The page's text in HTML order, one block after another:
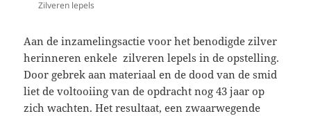
Zilveren lepels
Aan de inzamelingsactie voor het benodigde zilver
herinneren enkele zilveren lepels in de opstelling.
Door gebrek aan materiaal en de dood van de smid
liet de voltooiing van de opdracht nog 43 jaar op
zich wachten. Het resultaat, een zwaarwegende